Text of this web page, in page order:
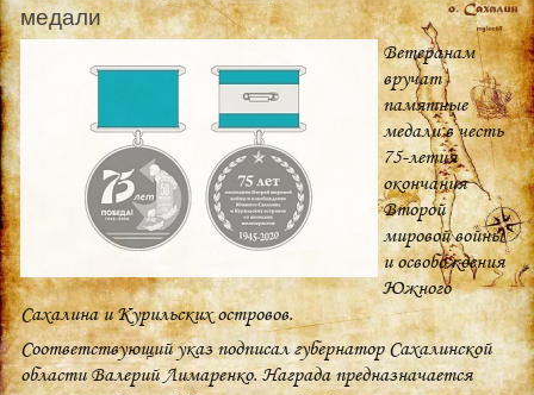
медали
Ветеранам
вручат
памятные
медали в честь
75-летия
окончания
Второй
мировой войны
и освобождения
Южного
Сахалина и Курильских островов.
Соответствующий указ подписал губернатор Сахалинской
области Валерий Лимаренко. Награда предназначается